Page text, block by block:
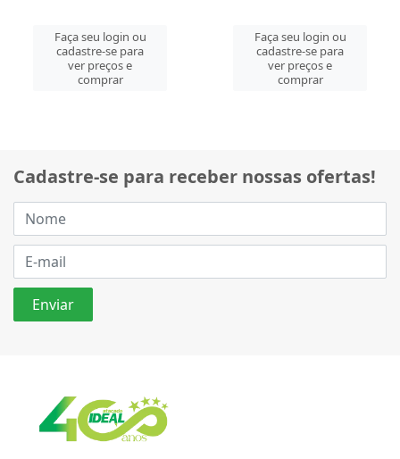
Faça seu login ou
cadastre-se para
ver preços e
comprar
Faça seu login ou
cadastre-se para
ver preços e
comprar
Cadastre-se para receber nossas ofertas!